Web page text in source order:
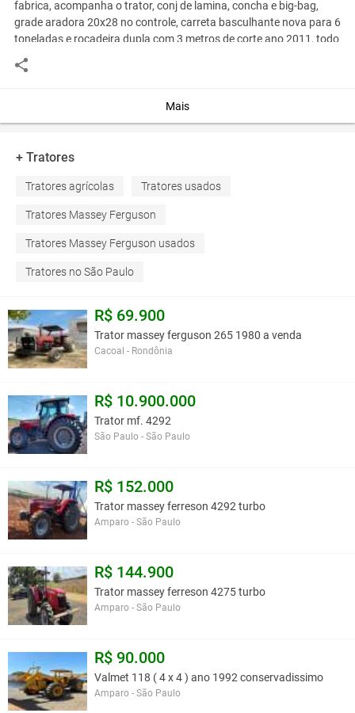
fabrica, acompanha o trator, conj de lamina, concha e big-bag,
grade aradora 20x28 no controle, carreta basculhante nova para 6
toneladas e rocadeira dupla com 3 metros de corte ano 2011, todo
equipamento ávista r$ 30.000,00 fiinanciamos para todo brasil,
entrada r$ 5.000,00 +48 parcelas r$ 525,00 fixas, temos
telefone- 11-975884565 whatsapp
Você assume toda a responsabilidade pela cotação deste item. Você acha que
Mais
+ Tratores
Tratores agrícolas Tratores usados
Tratores Massey Ferguson
Tratores Massey Ferguson usados
Tratores no São Paulo
R$ 69.900
Trator massey ferguson 265 1980 a venda
Cacoal - Rondônia
R$ 10.900.000
Trator mf. 4292
São Paulo - São Paulo
R$ 152.000
Trator massey ferreson 4292 turbo
Amparo - São Paulo
R$ 144.900
Trator massey ferreson 4275 turbo
Amparo - São Paulo
R$ 90.000
Valmet 118 ( 4 x 4 ) ano 1992 conservadissimo
Amparo - São Paulo